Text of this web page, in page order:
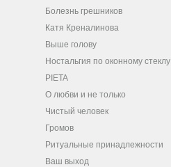
Болезнь грешников
Катя Креналинова
Выше голову
Ностальгия по оконному стеклу
PIETA
О любви и не только
Чистый человек
Громов
Ритуальные принадлежности
Ваш выход